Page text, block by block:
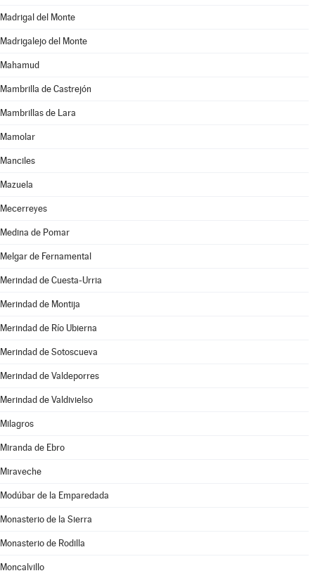
Madrigal del Monte
Madrigalejo del Monte
Mahamud
Mambrilla de Castrejón
Mambrillas de Lara
Mamolar
Manciles
Mazuela
Mecerreyes
Medina de Pomar
Melgar de Fernamental
Merindad de Cuesta-Urria
Merindad de Montija
Merindad de Río Ubierna
Merindad de Sotoscueva
Merindad de Valdeporres
Merindad de Valdivielso
Milagros
Miranda de Ebro
Miraveche
Modúbar de la Emparedada
Monasterio de la Sierra
Monasterio de Rodilla
Moncalvillo